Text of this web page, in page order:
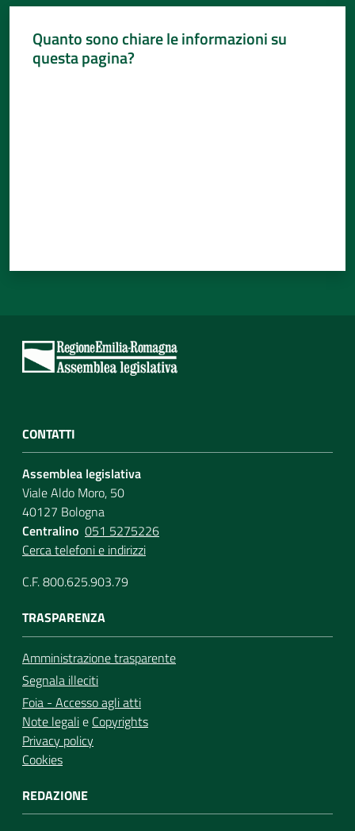
Quanto sono chiare le informazioni su
questa pagina?
CONTATTI
Assemblea legislativa
Viale Aldo Moro, 50
40127 Bologna
Centralino 051 5275226
Cerca telefoni e indirizzi
C.F. 800.625.903.79
TRASPARENZA
Amministrazione trasparente
Segnala illeciti
Foia - Accesso agli atti
Note legalie Copyrights
Privacy policy
Cookies
REDAZIONE